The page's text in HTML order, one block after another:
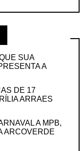
SUA
A
DE 17
ARRAES
A MPB,
ARCOVERDE